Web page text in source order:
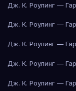
Дж. К. Роулинг —
Дж. К. Роулинг —
Дж. К. Роулинг —
Дж. К. Роулинг —
Дж. К. Роулинг —